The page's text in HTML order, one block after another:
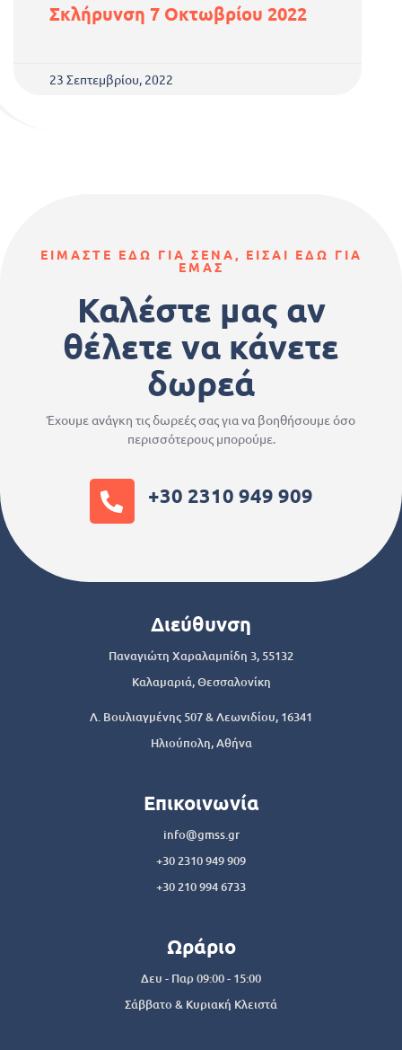
Σκλήρυνση 7 Οκτωβρίου 2022
23 Σεπτεμβρίου, 2022
ΕΙΜΑΣΤΕ ΕΔΩ ΓΙΑ ΣΕΝΑ, ΕΙΣΑΙ ΕΔΩ ΓΙΑ
ΕΜΑΣ
Καλέστε μας αν
θέλετε να κάνετε
δωρεά
Έχουμε ανάγκη τις δωρεές σας για να βοηθήσουμε όσο
περισσότερους μπορούμε.
+30 2310 949 909
Διεύθυνση
Παναγιώτη Χαραλαμπίδη 3, 55132
Καλαμαριά, Θεσσαλονίκη
Λ. Βουλιαγμένης 507 & Λεωνιδίου, 16341
Ηλιούπολη, Αθήνα
Επικοινωνία
info@gmss.gr
+30 2310 949 909
+30 210 994 6733
Ωράριο
Δευ - Παρ 09:00 - 15:00
Σάββατο & Κυριακή Κλειστά